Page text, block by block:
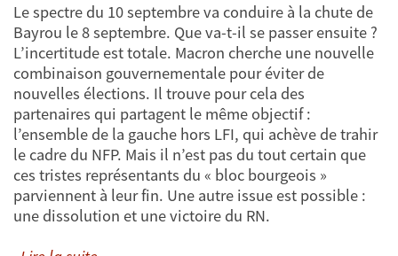
Le spectre du 10 septembre va conduire à la chute de
Bayrou le 8 septembre. Que va-t-il se passer ensuite ?
L’incertitude est totale. Macron cherche une nouvelle
combinaison gouvernementale pour éviter de
nouvelles élections. Il trouve pour cela des
partenaires qui partagent le même objectif :
l’ensemble de la gauche hors LFI, qui achève de trahir
le cadre du NFP. Mais il n’est pas du tout certain que
ces tristes représentants du « bloc bourgeois »
parviennent à leur fin. Une autre issue est possible :
une dissolution et une victoire du RN.